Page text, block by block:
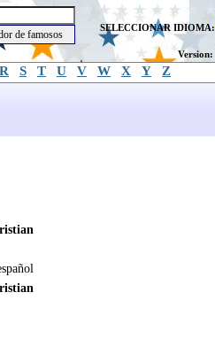
SELECCIONAR IDIOMA:
Version:
R S T U V W X Y Z